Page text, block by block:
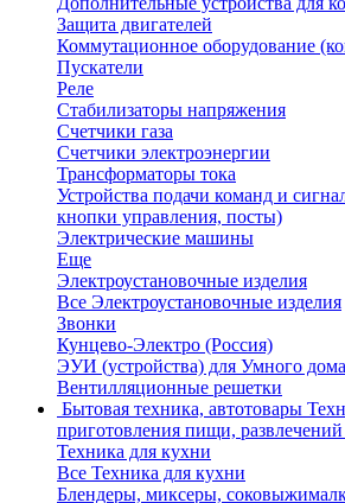
Защита двигателей
Коммутационное оборудование
Пускатели
Реле
Стабилизаторы напряжения
Счетчики газа
Счетчики электроэнергии
Трансформаторы тока
Устройства подачи команд и
кнопки управления, посты)
Электрические машины
Еще
Электроустановочные изделия
Все Электроустановочные изделия
Звонки
Кунцево-Электро (Россия)
ЭУИ (устройства) для Умного дома
Вентилляционные решетки
Бытовая техника, автотовары
приготовления пищи,
Техника для кухни
Все Техника для кухни
Блендеры, миксеры,